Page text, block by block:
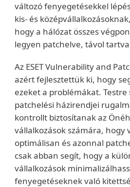
változó fenyegetésekkel
kis- és
hogy a hálózat összes
legyen patchelve, távol
Az ESET Vulnerability and
azért fejlesztettük ki, hogy
ezeket a problémákat. Testre
patchelési házirendjei
kontrollt biztosítanak az
vállalkozások számára, hogy
optimálisan és azonnal
csak abban segít, hogy a
vállalkozások
fenyegetéseknek való